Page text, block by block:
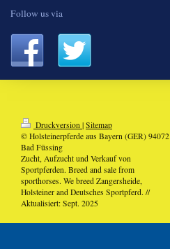
Follow us via
Druckversion | Sitemap
© Holsteinerpferde aus Bayern (GER) 94072
Bad Füssing
Zucht, Aufzucht und Verkauf von
Sportpferden. Breed and sale from
sporthorses. We breed Zangersheide,
Holsteiner and Deutsches Sportpferd. //
Aktualisiert: Sept. 2025